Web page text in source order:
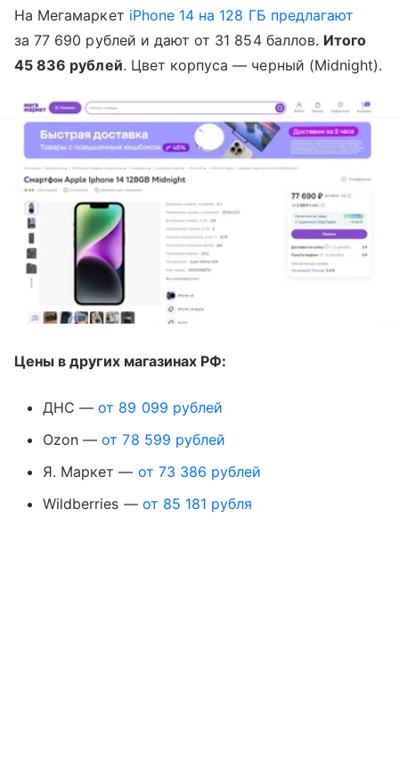
На Мегамаркет iPhone 14 на 128 ГБ предлагают
за 77 690 рублей и дают от 31 854 баллов. Итого
45 836 рублей. Цвет корпуса — черный (Midnight).
Цены в других магазинах РФ:
ДНС —от 89 099 рублей
Ozon —от 78 599 рублей
Я. Маркет — от 73 386 рублей
Wildberries — от 85 181 рубля